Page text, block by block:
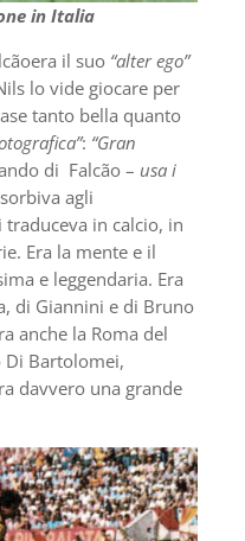
in Italia
il suo “alter ego”
lo vide giocare per
tanto bella quanto
: “Gran
di Falcão – usa i
agli
in calcio, in
Era la mente e il
e leggendaria. Era
di Giannini e di Bruno
anche la Roma del
Di Bartolomei,
davvero una grande